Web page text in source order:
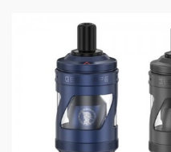
Shenzhen Geekvape
605, Building l, Qianhai Kexing
LaborCommunity,Xixiang
Shenzen, China,
support@geekvape.com